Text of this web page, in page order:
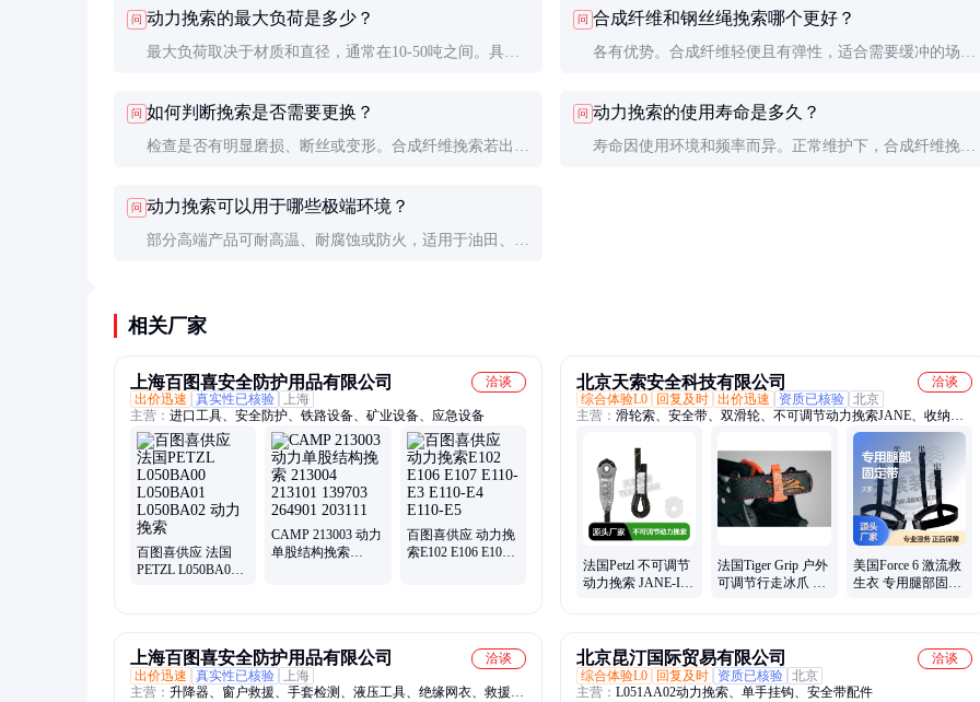
问 动力挽索的最大负荷是多少？
最大负荷取决于材质和直径，通常在10-50吨之间。具体
量。
问 合成纤维和钢丝绳挽索哪个更好？
各有优势。合成纤维轻便且有弹性，适合需要缓冲的场
求选择。
问 如何判断挽索是否需要更换？
检查是否有明显磨损、断丝或变形。合成纤维挽索若出现
需立即更换。
问 动力挽索的使用寿命是多久？
寿命因使用环境和频率而异。正常维护下，合成纤维挽索
问 动力挽索可以用于哪些极端环境？
部分高端产品可耐高温、耐腐蚀或防火，适用于油田、矿
相关厂家
上海百图喜安全防护用品有限公司
洽谈
出价迅速
真实性已核验
上海
主营： 进口工具、安全防护、铁路设备、矿业设备、应急设备
百图喜供应 法国
PETZL L050BA00
CAMP 213003 动力
单股结构挽索
百图喜供应 动力挽
索E102 E106 E107
北京天索安全科技有限公司
洽谈
综合体验L0
回复及时 出价迅速 资质已核验 北京
主营： 滑轮索、安全带、双滑轮、不可调节动力挽索JANE、收纳
包、铝合金、装备包、提拉套组、救援设备、移动侧板、缓冲肩带、
山岳救援、攀索绳索、万向滑轮、滑轮安全钩、三角救助带、可调节
连接桥、单向制停滑轮、缆车救援滑轮、高可视度背心、救援包裹担
架、单滑轮固定侧板
法国Petzl 不可调节
动力挽索 JANE-I
法国Tiger Grip 户外
可调节行走冰爪 应
美国Force 6 激流救
生衣 专用腿部固定
上海百图喜安全防护用品有限公司
洽谈
出价迅速
真实性已核验
上海
主营： 升降器、窗户救援、手套检测、液压工具、绝缘网衣、救援支
北京昆汀国际贸易有限公司
洽谈
综合体验L0
回复及时 资质已核验 北京
主营： L051AA02动力挽索、单手挂钩、安全带配件